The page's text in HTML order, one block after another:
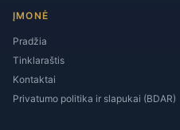
ĮMONĖ
Pradžia
Tinklaraštis
Kontaktai
Privatumo politika ir slapukai (BDAR)